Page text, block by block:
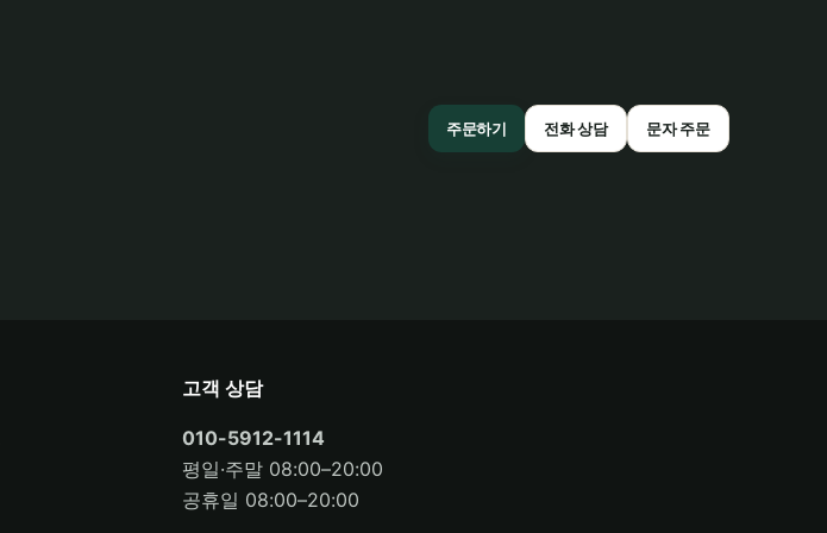
주문하기 전화 상담 문자 주문
고객 상담
010-5912-1114
평일·주말 08:00–20:00
공휴일 08:00–20:00